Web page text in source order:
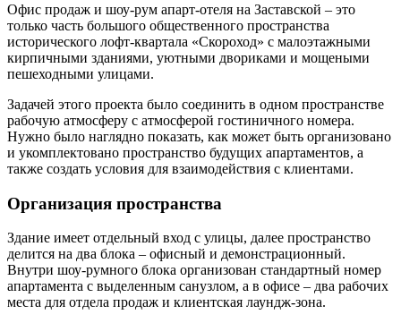
Офис продаж и шоу-рум апарт-отеля на Заставской – это
только часть большого общественного пространства
исторического лофт-квартала «Скороход» с малоэтажными
кирпичными зданиями, уютными двориками и мощеными
пешеходными улицами.
Задачей этого проекта было соединить в одном пространстве
рабочую атмосферу с атмосферой гостиничного номера.
Нужно было наглядно показать, как может быть организовано
и укомплектовано пространство будущих апартаментов, а
также создать условия для взаимодействия с клиентами.
Организация пространства
Здание имеет отдельный вход с улицы, далее пространство
делится на два блока – офисный и демонстрационный.
Внутри шоу-румного блока организован стандартный номер
апартамента с выделенным санузлом, а в офисе – два рабочих
места для отдела продаж и клиентская лаундж-зона.